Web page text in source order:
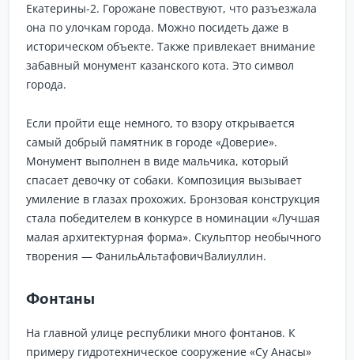
Екатерины-2. Горожане повествуют, что разъезжала
она по улочкам города. Можно посидеть даже в
историческом объекте. Также привлекает внимание
забавный монумент казанского кота. Это символ
города.
Если пройти еще немного, то взору открывается
самый добрый памятник в городе «Доверие».
Монумент выполнен в виде мальчика, который
спасает девочку от собаки. Композиция вызывает
умиление в глазах прохожих. Бронзовая конструкция
стала победителем в конкурсе в номинации «Лучшая
малая архитектурная форма». Скульптор необычного
творения — ФанильАльтафовичВалиуллин.
Фонтаны
На главной улице республики много фонтанов. К
примеру гидротехническое сооружение «Су Анасы»